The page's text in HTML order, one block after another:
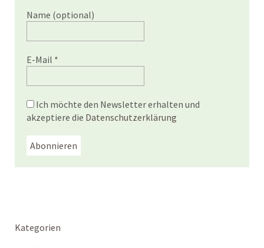
Name (optional)
E-Mail *
Ich möchte den Newsletter erhalten und
akzeptiere die Datenschutzerklärung
Kategorien